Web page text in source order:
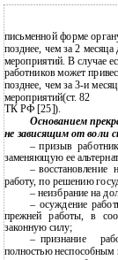
письменной форме
позднее, чем за 2
мероприятий. В случае
работников может
позднее, чем за 3-и
мероприятий(ст. 82
ТК РФ [25]).
Основанием
не зависящим от воли
– призыв
заменяющую ее
–
работу, по решению
– неизбрание на
– осуждение
прежней работы, в
законную силу;
– признание
полностью неспособным